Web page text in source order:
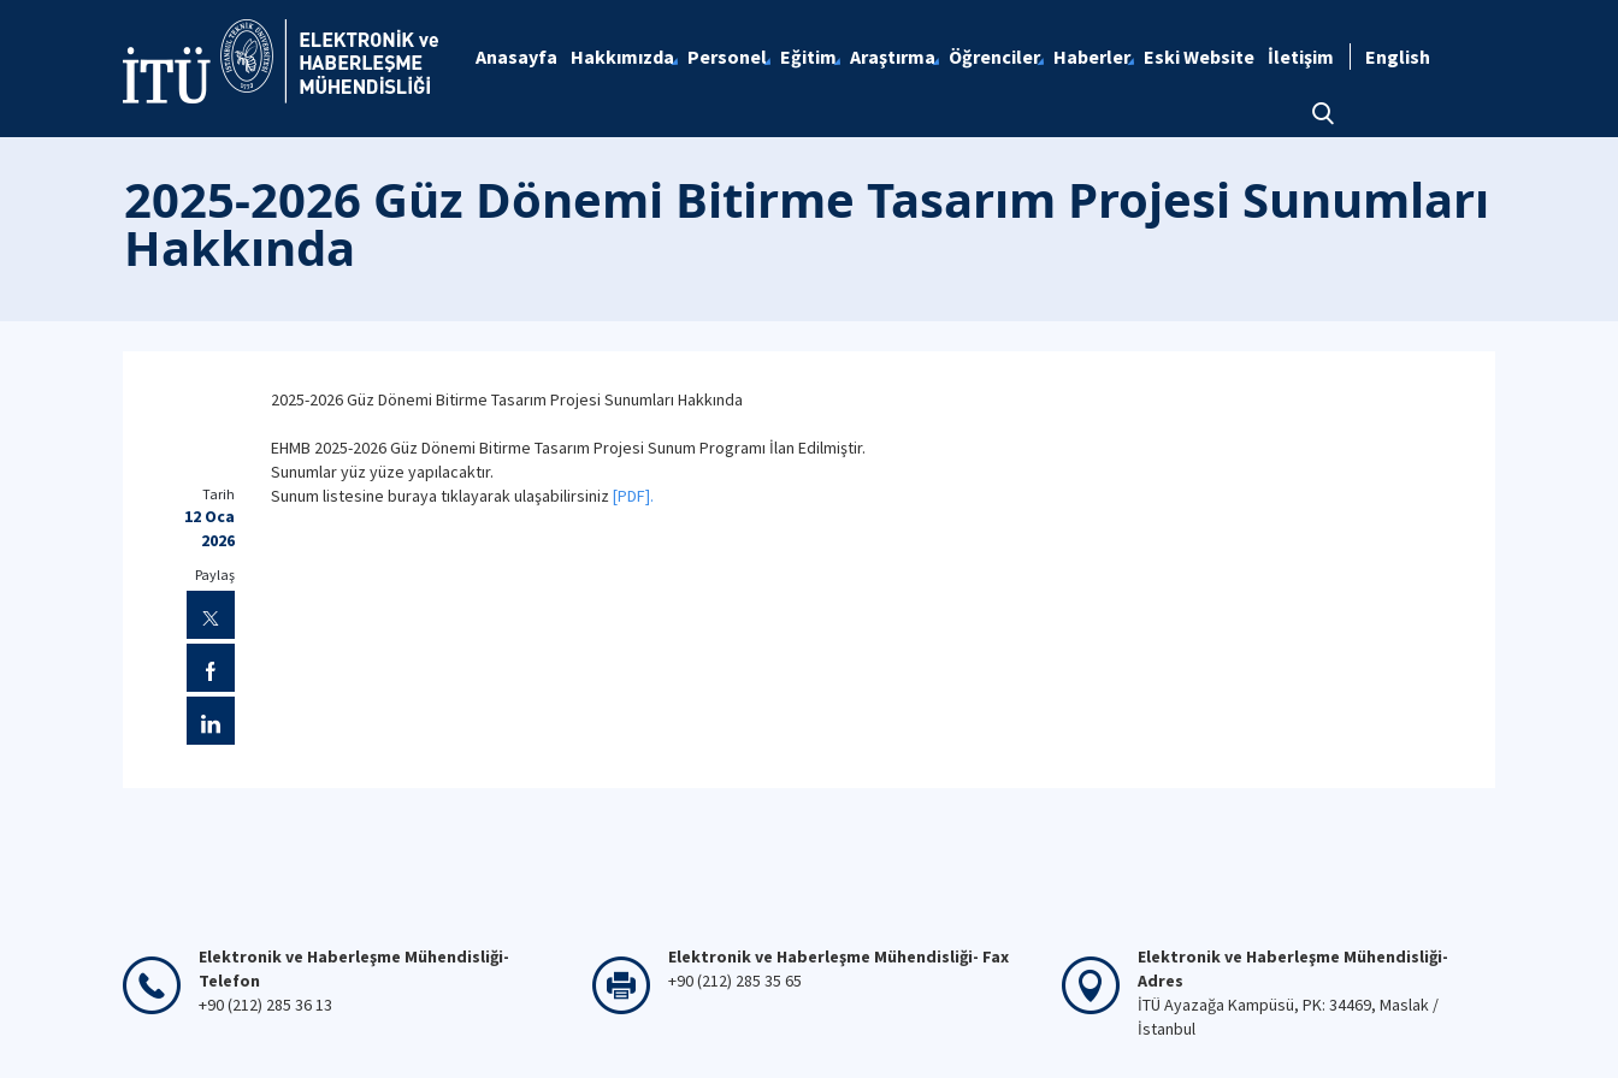
Anasayfa Hakkımızda Personel Eğitim Araştırma Öğrenciler Haberler Eski Website İletişim English
2025-2026 Güz Dönemi Bitirme Tasarım Projesi Sunumları
Hakkında
2025-2026 Güz Dönemi Bitirme Tasarım Projesi Sunumları Hakkında
EHMB 2025-2026 Güz Dönemi Bitirme Tasarım Projesi Sunum Programı İlan Edilmiştir.
Sunumlar yüz yüze yapılacaktır.
Sunum listesine buraya tıklayarak ulaşabilirsiniz[PDF].
Tarih
12 Oca
2026
Paylaş
Elektronik ve Haberleşme Mühendisliği-
Telefon
+90 (212) 285 36 13
Elektronik ve Haberleşme Mühendisliği- Fax
+90 (212) 285 35 65
Elektronik ve Haberleşme Mühendisliği-
Adres
İTÜ Ayazağa Kampüsü, PK: 34469, Maslak /
İstanbul